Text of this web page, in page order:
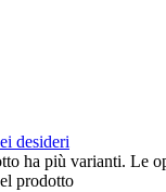
desideri
ha più varianti. Le
prodotto